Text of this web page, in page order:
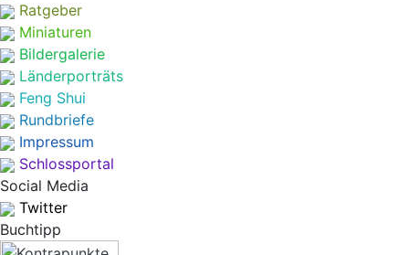
Ratgeber
Miniaturen
Bildergalerie
Länderporträts
Feng Shui
Rundbriefe
Impressum
Schlossportal
Social Media
Twitter
Buchtipp